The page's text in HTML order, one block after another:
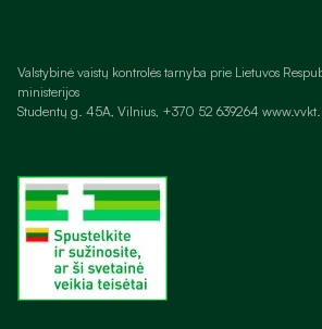
Valstybinė vaistų kontrolės tarnyba prie Lietuvos
ministerijos
Studentų g. 45A, Vilnius, +370 52 639264